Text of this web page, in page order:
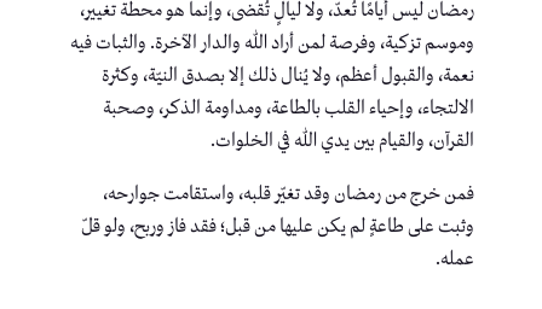
رمضان ليس أيامًا تُعدّ، ولا ليالٍ تُقضى، وإنما هو محطة تغيير،
وموسم تزكية، وفرصة لمن أراد الله والدار الآخرة. والثبات فيه
نعمة، والقبول أعظم، ولا يُنال ذلك إلا بصدق النيّة، وكثرة
الالتجاء، وإحياء القلب بالطاعة، ومداومة الذكر، وصحبة
القرآن، والقيام بين يدي الله في الخلوات.
فمن خرج من رمضان وقد تغيّر قلبه، واستقامت جوارحه،
وثبت على طاعةٍ لم يكن عليها من قبل؛ فقد فاز وربح، ولو قلّ
عمله.